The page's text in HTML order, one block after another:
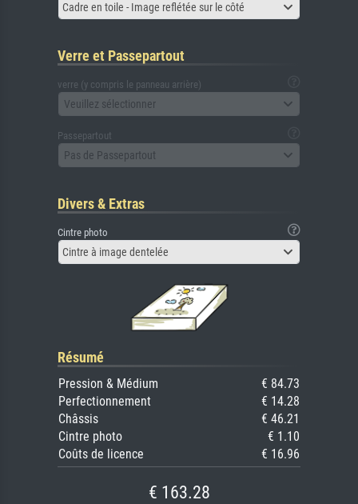
Cadre en toile - Image reflétée sur le côté
Verre et Passepartout
verre (y compris le panneau arrière)
Veuillez sélectionner
Passepartout
Pas de Passepartout
Divers & Extras
Cintre photo
Cintre à image dentelée
Résumé
Pression & Médium
€ 84.73
Perfectionnement
€ 14.28
Châssis
€ 46.21
Cintre photo
€ 1.10
Coûts de licence
€ 16.96
€ 163.28